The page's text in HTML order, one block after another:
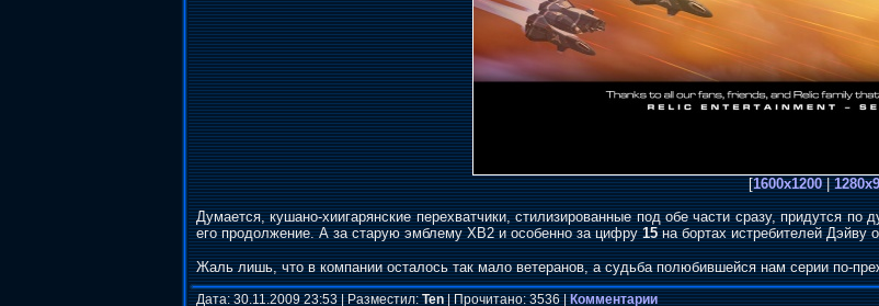
[1600x1200|
Думается, кушано-хиигарянские перехватчики, стилизированные под обе части сразу, придутся
его продолжение. А за старую эмблему ХВ2 и особенно за цифру15на бортах истребителей Дэйву
Жаль лишь, что в компании осталось так мало ветеранов, а судьба полюбившейся нам серии по-
Дата: 30.11.2009 23:53 | Разместил:Ten| Прочитано: 3536 |Комментарии